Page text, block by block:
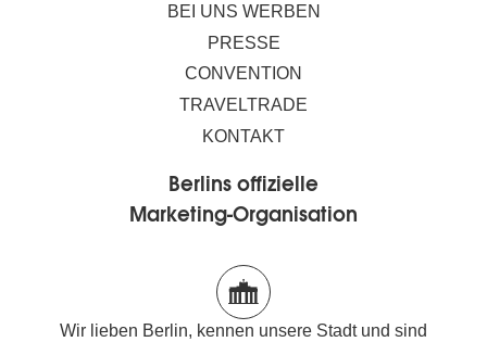
BEI UNS WERBEN
PRESSE
CONVENTION
TRAVELTRADE
KONTAKT
Berlins offizielle
Marketing-Organisation
Wir lieben Berlin, kennen unsere Stadt und sind